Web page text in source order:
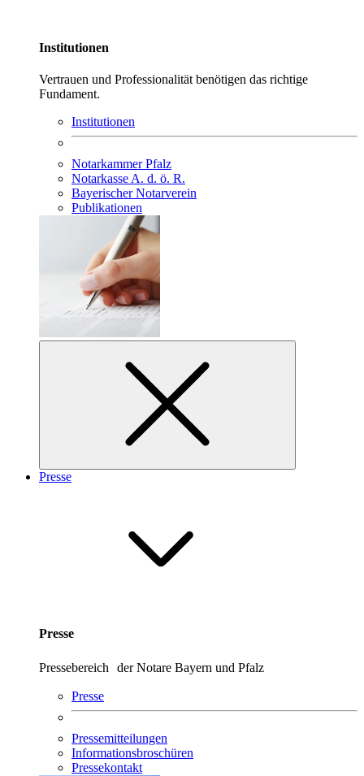
Institutionen
Vertrauen und Professionalität benötigen das richtige
Fundament.
Institutionen
Notarkammer Pfalz
Notarkasse A. d. ö. R.
Bayerischer Notarverein
Publikationen
Presse
Presse
Pressebereich der Notare Bayern und Pfalz
Presse
Pressemitteilungen
Informationsbroschüren
Pressekontakt